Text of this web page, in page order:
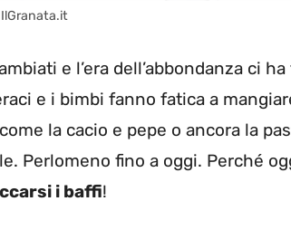
IlGranata.it
e l’era dell’abbondanza ci
e i bimbi fanno fatica a
la cacio e pepe o ancora la
Perlomeno fino a oggi. Perché
i baffi!